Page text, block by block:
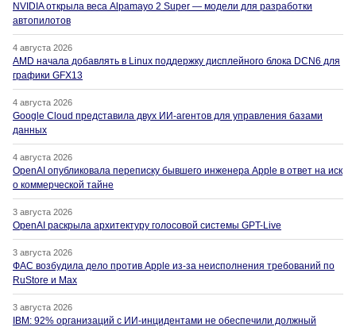
NVIDIA открыла веса Alpamayo 2 Super — модели для разработки
автопилотов
4 августа 2026
AMD начала добавлять в Linux поддержку дисплейного блока DCN6 для
графики GFX13
4 августа 2026
Google Cloud представила двух ИИ-агентов для управления базами
данных
4 августа 2026
OpenAI опубликовала переписку бывшего инженера Apple в ответ на иск
о коммерческой тайне
3 августа 2026
OpenAI раскрыла архитектуру голосовой системы GPT-Live
3 августа 2026
ФАС возбудила дело против Apple из-за неисполнения требований по
RuStore и Max
3 августа 2026
IBM: 92% организаций с ИИ-инцидентами не обеспечили должный